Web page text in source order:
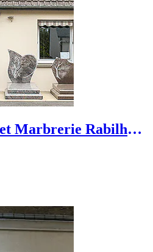
Marbrerie Rabilhac